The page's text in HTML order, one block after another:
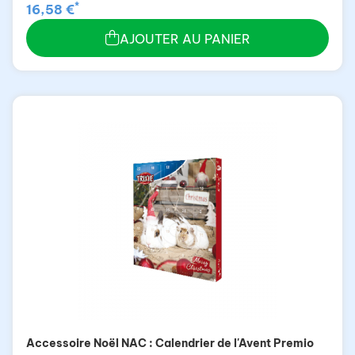
16,58 €*
AJOUTER AU PANIER
Accessoire Noël NAC : Calendrier de l'Avent Premio